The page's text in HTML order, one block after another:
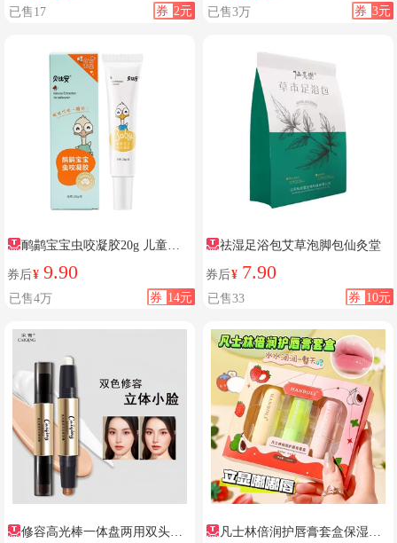
券 2元
已售17 券 3元
已售3万
鸸鹋宝宝虫咬凝胶20g 儿童婴
幼儿蚊子跳蚤叮咬紫草膏
券后¥ 9.90
券 14元
已售4万
祛湿足浴包艾草泡脚包仙灸堂
券后¥ 7.90
券 10元
已售33
修容高光棒一体盘两用双头阴
凡士林倍润护唇膏套盒保湿滋